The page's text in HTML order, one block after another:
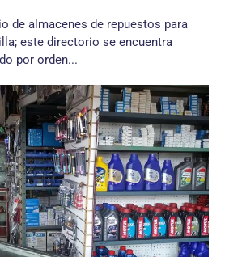
de almacenes de repuestos para
este directorio se encuentra
por orden...